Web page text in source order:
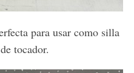
para usar como silla
tocador.